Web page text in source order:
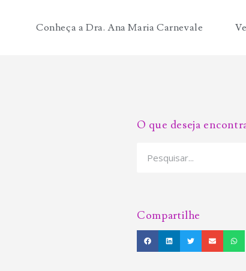
Conheça a Dra. Ana Maria Carnevale
O que deseja
Compartilhe